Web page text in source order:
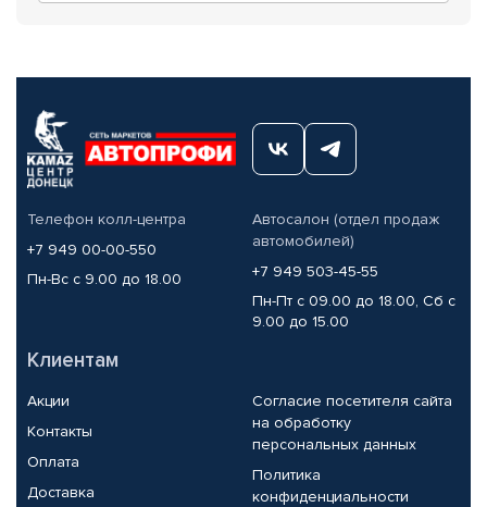
Телефон колл-центра
+7 949 00-00-550
Пн-Вс с 9.00 до 18.00
Автосалон (отдел продаж
автомобилей)
+7 949 503-45-55
Пн-Пт с 09.00 до 18.00, Сб с
9.00 до 15.00
Клиентам
Акции
Контакты
Оплата
Доставка
Согласие посетителя сайта
на обработку
персональных данных
Политика
конфиденциальности